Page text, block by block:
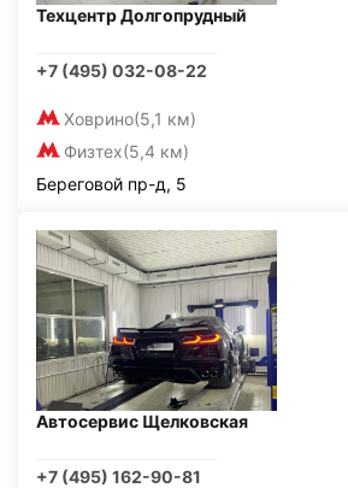
Техцентр Долгопрудный
+7 (495) 032-08-22
Ховрино(5,1 км)
Физтех(5,4 км)
Береговой пр-д, 5
Автосервис Щелковская
+7 (495) 162-90-81